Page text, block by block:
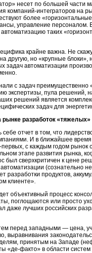
несет по большей части
интеграторов на
более
управление персоналом.
таких
крайне важна. Не
другую, но «крупные
автоматизации
с задач преимущественно
экспертизы, пула решений,
решений является
задач для
разработок
отчет в том, что
И в ближайшее время
с каждым годом рынок
этапе развития рынка,
был сверхкритичен к цене
(сознательно
разработки продуктов,
клиенте».
объективный процесс
поглощаются или просто
даже лучших российских
перед западными — цена,
принятым на Западе
«де-факто» в области систем